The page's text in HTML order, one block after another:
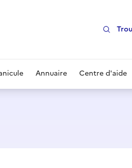
Annuaire Centre d'aide